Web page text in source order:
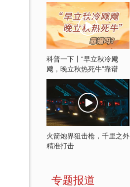
科普一下丨“早立秋冷飕
飕，晚立秋热死牛”靠谱
吗？
火箭炮界狙击枪，千里之外
精准打击
专题报道